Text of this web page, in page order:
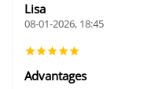
Lisa
08-01-2026, 18:45
Advantages